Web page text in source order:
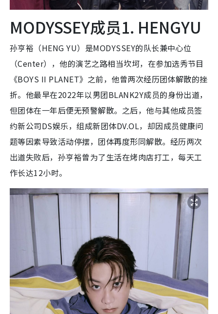
MODYSSEY成员1. HENGYU
孙亨裕（HENG YU）是MODYSSEY的队长兼中心位
（Center），他的演艺之路相当坎坷，在参加选秀节目
《BOYS II PLANET》之前，他曾两次经历团体解散的挫
折。他最早在2022年以男团BLANK2Y成员的身份出道，
但团体在一年后便无预警解散。之后，他与其他成员签
约新公司DS娱乐，组成新团体DV.OL，却因成员健康问
题等因素导致活动停摆，团体再度形同解散。经历两次
出道失败后，孙亨裕曾为了生活在烤肉店打工，每天工
作长达12小时。